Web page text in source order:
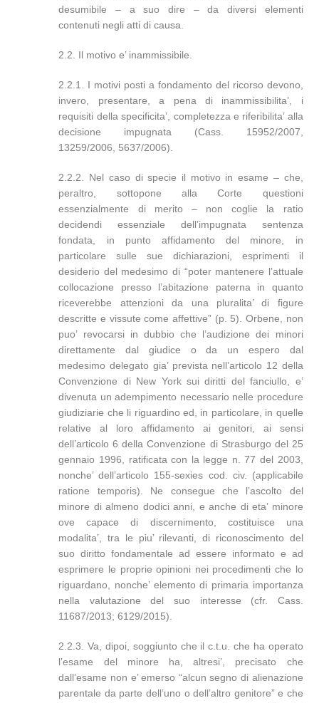
desumibile – a suo dire – da diversi elementi
contenuti negli atti di causa.
2.2. Il motivo e’ inammissibile.
2.2.1. I motivi posti a fondamento del ricorso devono,
invero, presentare, a pena di inammissibilita’, i
requisiti della specificita’, completezza e riferibilita’ alla
decisione impugnata (Cass. 15952/2007,
13259/2006, 5637/2006).
2.2.2. Nel caso di specie il motivo in esame – che,
peraltro, sottopone alla Corte questioni
essenzialmente di merito – non coglie la ratio
decidendi essenziale dell’impugnata sentenza
fondata, in punto affidamento del minore, in
particolare sulle sue dichiarazioni, esprimenti il
desiderio del medesimo di “poter mantenere l’attuale
collocazione presso l’abitazione paterna in quanto
riceverebbe attenzioni da una pluralita’ di figure
descritte e vissute come affettive” (p. 5). Orbene, non
puo’ revocarsi in dubbio che l’audizione dei minori
direttamente dal giudice o da un espero dal
medesimo delegato gia’ prevista nell’articolo 12 della
Convenzione di New York sui diritti del fanciullo, e’
divenuta un adempimento necessario nelle procedure
giudiziarie che li riguardino ed, in particolare, in quelle
relative al loro affidamento ai genitori, ai sensi
dell’articolo 6 della Convenzione di Strasburgo del 25
gennaio 1996, ratificata con la legge n. 77 del 2003,
nonche’ dell’articolo 155-sexies cod. civ. (applicabile
ratione temporis). Ne consegue che l’ascolto del
minore di almeno dodici anni, e anche di eta’ minore
ove capace di discernimento, costituisce una
modalita’, tra le piu’ rilevanti, di riconoscimento del
suo diritto fondamentale ad essere informato e ad
esprimere le proprie opinioni nei procedimenti che lo
riguardano, nonche’ elemento di primaria importanza
nella valutazione del suo interesse (cfr. Cass.
11687/2013; 6129/2015).
2.2.3. Va, dipoi, soggiunto che il c.t.u. che ha operato
l’esame del minore ha, altresi’, precisato che
dall’esame non e’ emerso “alcun segno di alienazione
parentale da parte dell’uno o dell’altro genitore” e che